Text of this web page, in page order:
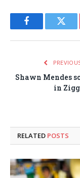
Facebook
Shawn Mendes
in
RELATED POSTS